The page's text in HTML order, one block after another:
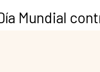
Mundial